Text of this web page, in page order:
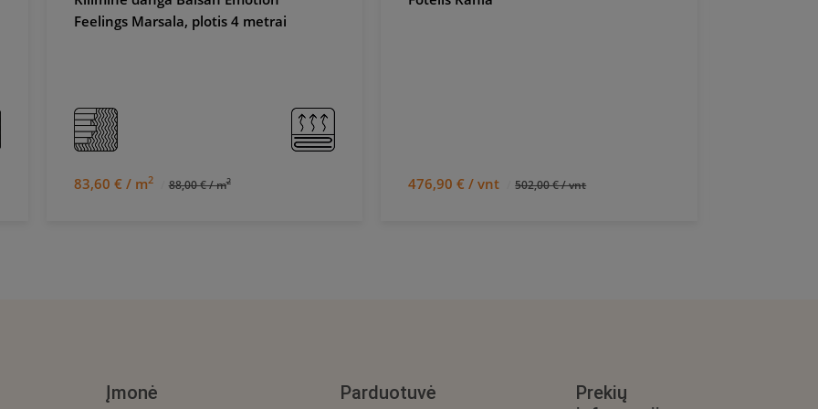
Feelings Marsala, plotis 4 metrai
83,60 € / m2 88,00 € / m2 476,90 € / vnt 502,00 € / vnt
Įmonė Parduotuvė
Prekių